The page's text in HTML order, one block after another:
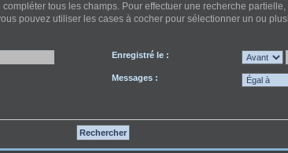
tous les champs. Pour effectuer une recherche
pouvez utiliser les cases à cocher pour sélectionner un ou
Enregistré le :
Messages :